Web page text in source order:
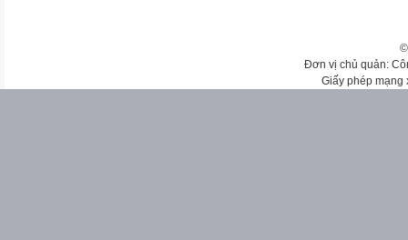
Đơn vị chủ quản:
Giấy phép mạng